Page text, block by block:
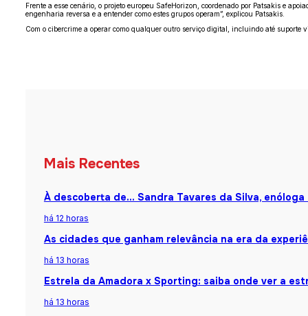
Frente a esse cenário, o projeto europeu SafeHorizon, coordenado por Patsakis e
engenharia reversa e a entender como estes grupos operam”, explicou Patsakis.
Com o cibercrime a operar como qualquer outro serviço digital, incluindo até
Mais Recentes
À descoberta de… Sandra Tavares da Silva,
há 12 horas
As cidades que ganham relevância na era da
há 13 horas
Estrela da Amadora x Sporting: saiba onde ver a
há 13 horas